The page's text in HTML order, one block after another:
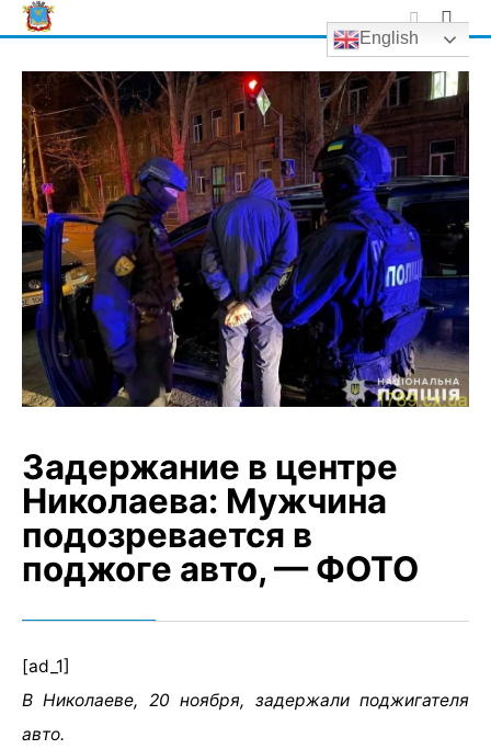
Skip
to
Задержание в центре
Николаева: Мужчина
подозревается в
поджоге авто, — ФОТО
[ad_1]
В Николаеве, 20 ноября, задержали поджигателя
авто.
English